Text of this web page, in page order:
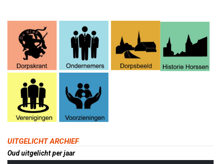
UITGELICHT ARCHIEF
Oud uitgelicht per jaar